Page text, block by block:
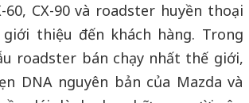
60, CX-90 và roadster huyền thoại
giới thiệu đến khách hàng. Trong
roadster bán chạy nhất thế giới,
DNA nguyên bản của Mazda và